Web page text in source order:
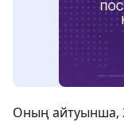
Оның айтуынша,